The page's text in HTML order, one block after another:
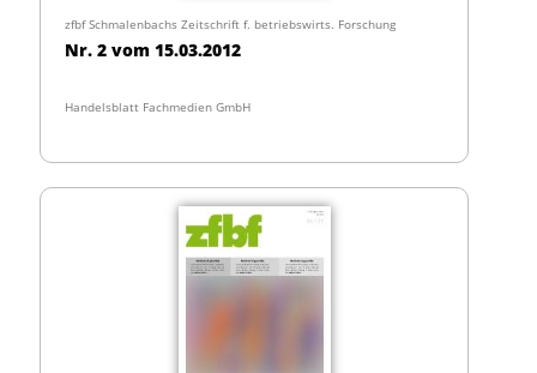
zfbf Schmalenbachs Zeitschrift f. betriebswirts. Forschung
Nr. 2 vom 15.03.2012
Handelsblatt Fachmedien GmbH